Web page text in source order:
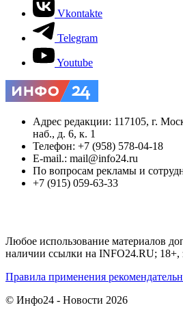
Vkontakte
Telegram
Youtube
Адрес редакции: 117105, г.
наб., д. 6, к. 1
Телефон: +7 (958) 578-04-18
E-mail.: mail@info24.ru
По вопросам рекламы и
+7 (915) 059-63-33
Любое использование материалов
наличии ссылки на INFO24.RU; 18+,
Правила применения
© Инфо24 - Новости 2026